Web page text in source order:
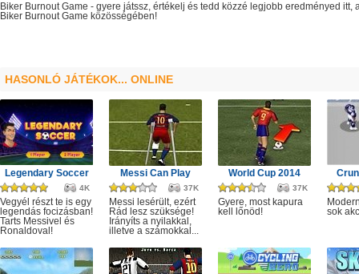
Biker Burnout Game - gyere játssz, értékelj és tedd közzé legjobb eredményed itt,
Biker Burnout Game közösségében!
HASONLÓ JÁTÉKOK... ONLINE
Legendary Soccer
4K
Vegyél részt te is egy
legendás focizásban!
Tarts Messivel és
Ronaldoval!
Messi Can Play
37K
Messi lesérült, ezért
Rád lesz szüksége!
Irányíts a nyilakkal,
illetve a számokkal...
World Cup 2014
37K
Gyere, most kapura
kell lőnöd!
sok